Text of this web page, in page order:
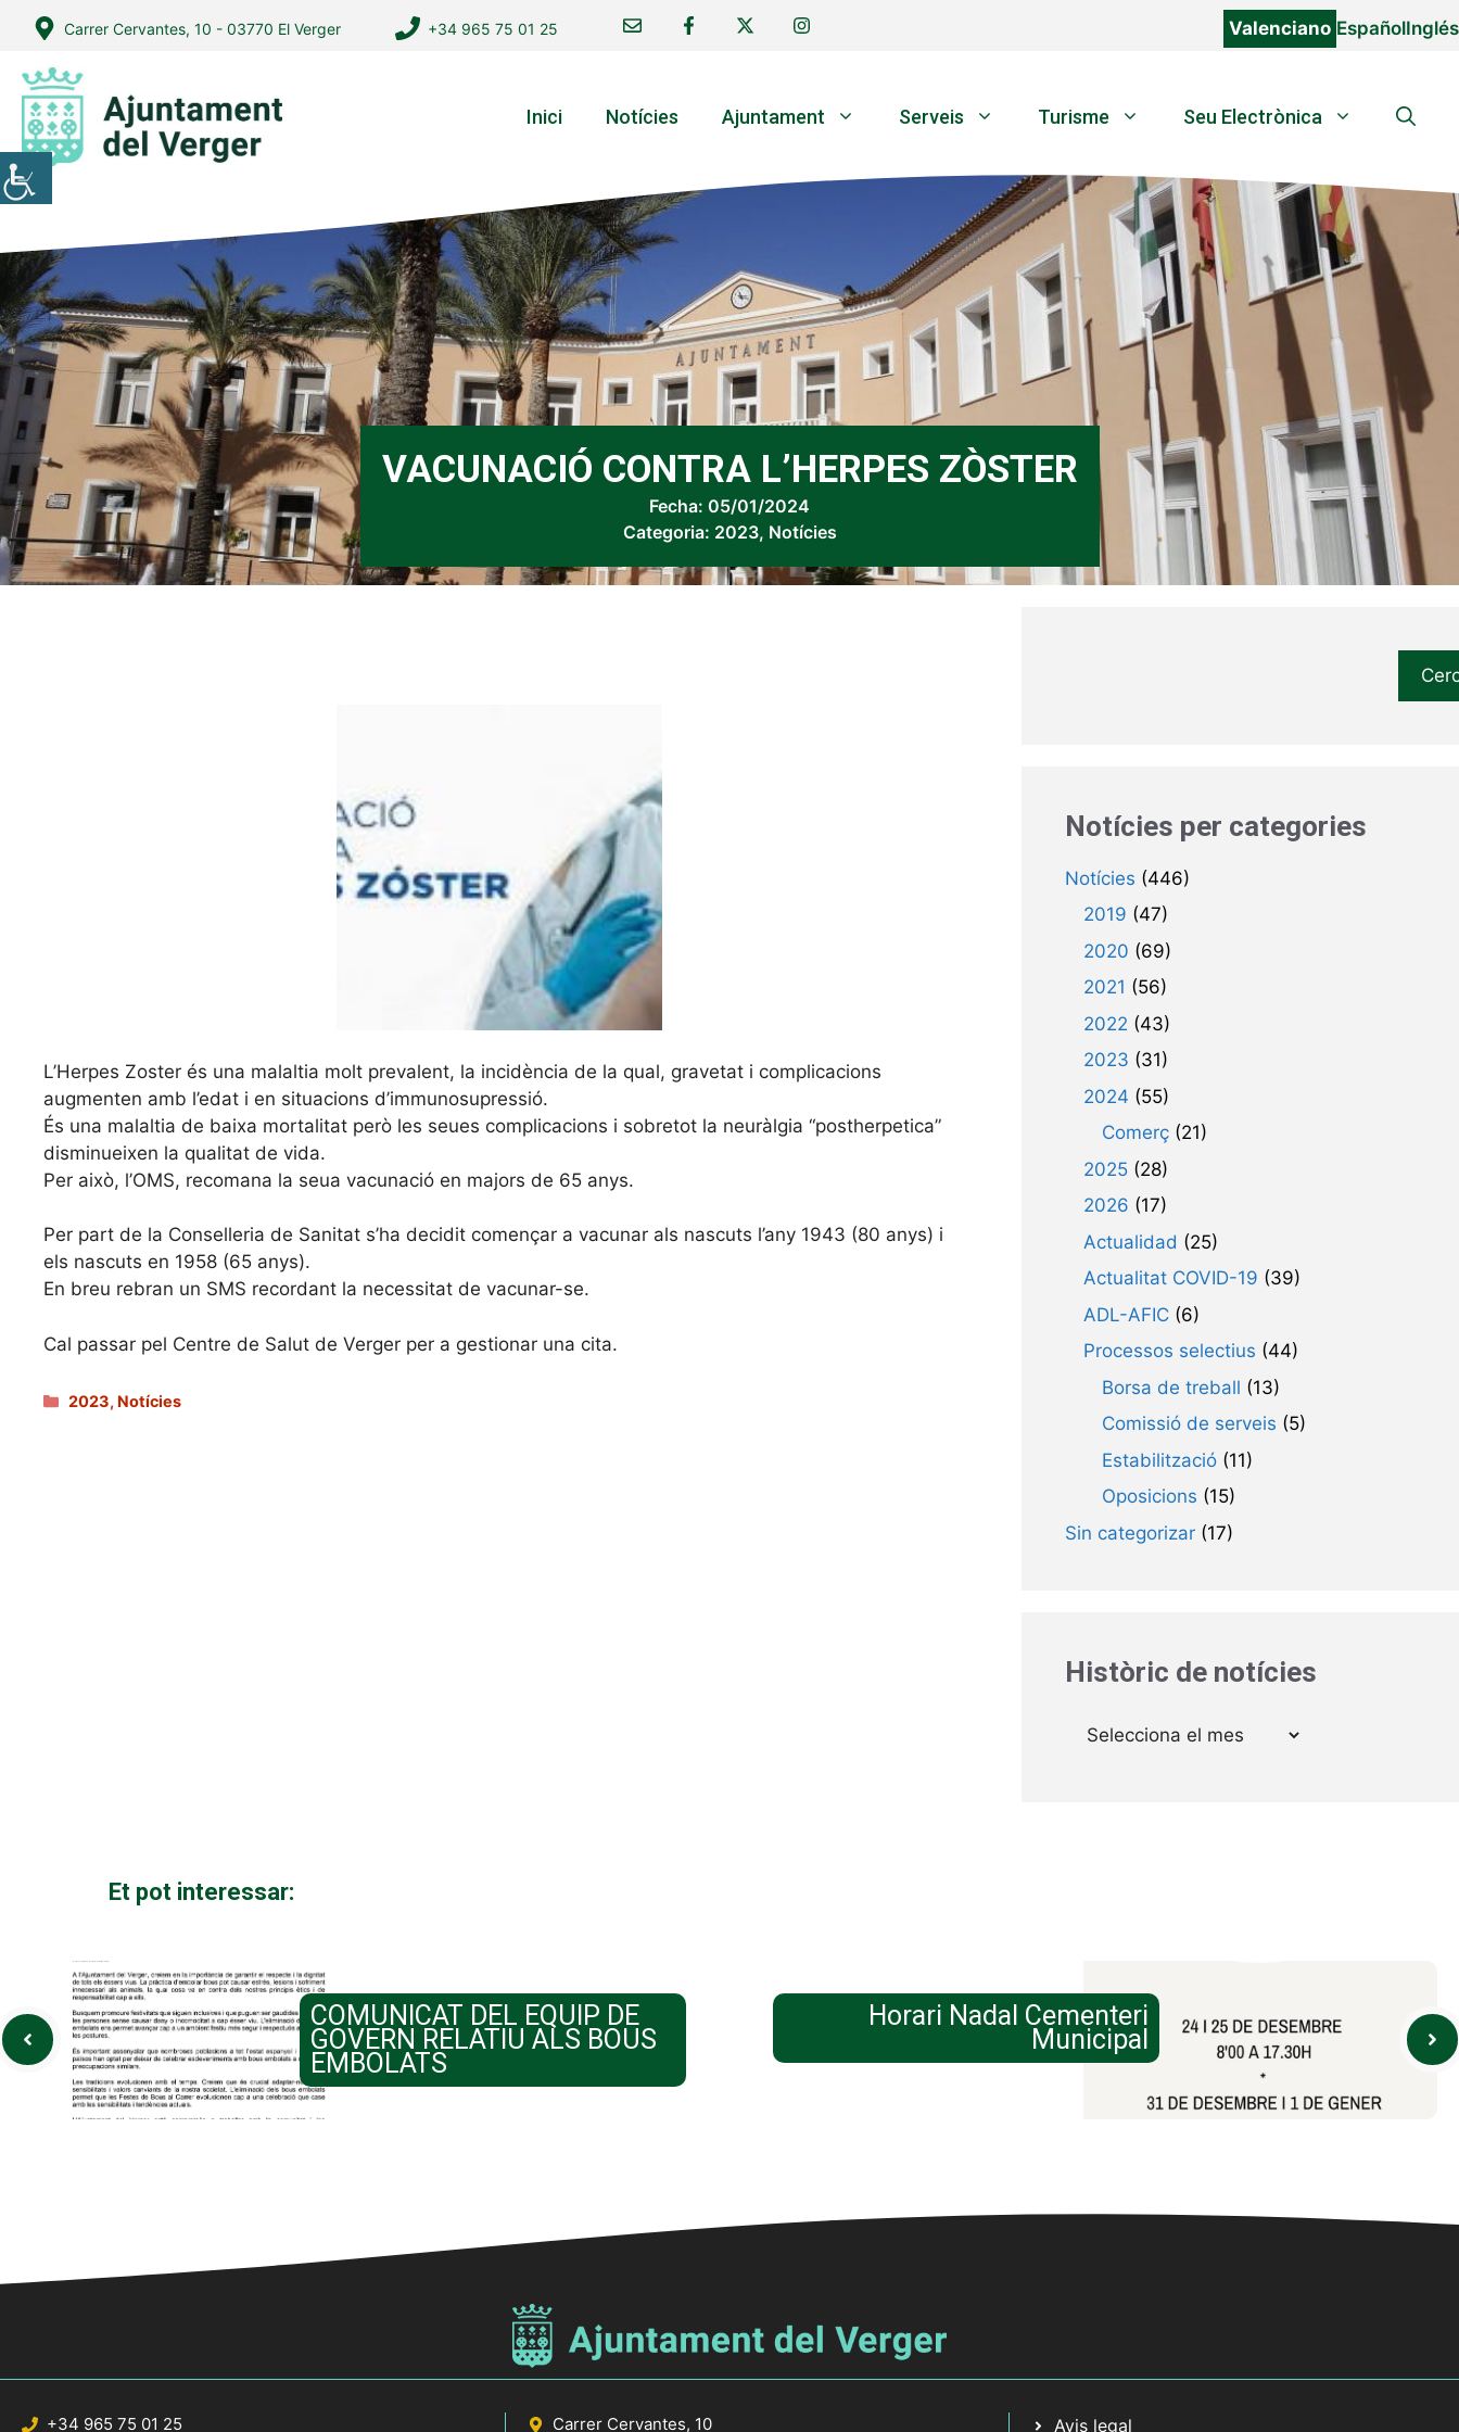
contingut
Carrer Cervantes, 10 - 03770 El Verger +34 965 75 01 25 Valenciano EspañolInglés
Inici Notícies Ajuntament Serveis Turisme Seu Electrònica
VACUNACIÓ CONTRA L’HERPES ZÒSTER
Fecha: 05/01/2024
Categoria: 2023, Notícies
L’Herpes Zoster és una malaltia molt prevalent, la incidència de la qual, gravetat i complicacions
augmenten amb l’edat i en situacions d’immunosupressió.
És una malaltia de baixa mortalitat però les seues complicacions i sobretot la neuràlgia “postherpetica”
disminueixen la qualitat de vida.
Per això, l’OMS, recomana la seua vacunació en majors de 65 anys.
Per part de la Conselleria de Sanitat s’ha decidit començar a vacunar als nascuts l’any 1943 (80 anys) i
els nascuts en 1958 (65 anys).
En breu rebran un SMS recordant la necessitat de vacunar-se.
Cal passar pel Centre de Salut de Verger per a gestionar una cita.
Categories
2023, Notícies
Notícies per categories
Notícies (446)
2019 (47)
2020 (69)
2021 (56)
2022 (43)
2023 (31)
2024 (55)
Comerç(21)
2025(28)
2026 (17)
Actualidad (25)
Actualitat COVID-19 (39)
ADL-AFIC(6)
Processos selectius (44)
Borsa de treball (13)
Comissió de serveis (5)
Estabilització(11)
Oposicions (15)
Sin categorizar(17)
Històric de notícies
Arxius
Et pot interessar:
COMUNICAT DEL EQUIP DE
GOVERN RELATIU ALS BOUS
EMBOLATS
Horari Nadal Cementeri
Municipal
+34 965 75 01 25 Carrer Cervantes, 10 Avis legal